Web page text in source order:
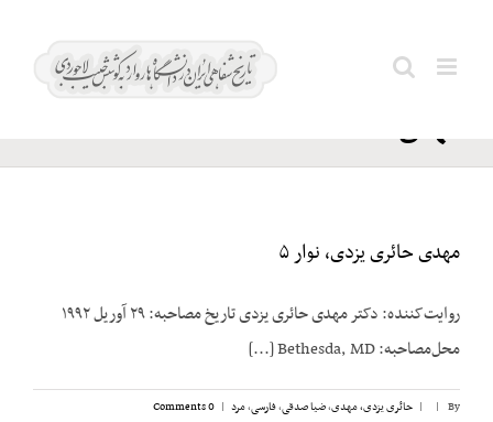
یزدی،
مهدی
مهدی حائری یزدی، نوار ۵
روایت‌کننده: دکتر مهدی حائری یزدی تاریخ مصاحبه: ۲۹ آوریل ۱۹۹۲
محل‌مصاحبه: Bethesda, MD [...]
By
|
| حائری یزدی، مهدی,ضیا صدقی,فارسی,مرد |
0 Comments